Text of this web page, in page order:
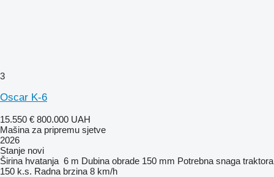
3
Oscar K-6
15.550 € 800.000 UAH
Mašina za pripremu sjetve
2026
Stanje novi
Širina hvatanja 6 m Dubina obrade 150 mm Potrebna snaga traktora
150 k.s. Radna brzina 8 km/h